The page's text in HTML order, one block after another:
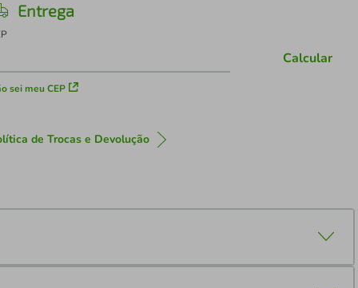
Entrega
sei meu CEP
Calcular
de Trocas e Devolução